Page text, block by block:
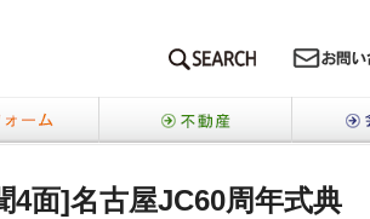
SEARCH
リフォーム
4面]名古屋JC60周年式典